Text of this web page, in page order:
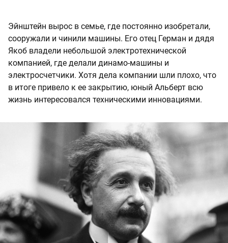
Эйнштейн вырос в семье, где постоянно изобретали,
сооружали и чинили машины. Его отец Герман и дядя
Якоб владели небольшой электротехнической
компанией, где делали динамо-машины и
электросчетчики. Хотя дела компании шли плохо, что
в итоге привело к ее закрытию, юный Альберт всю
жизнь интересовался техническими инновациями.